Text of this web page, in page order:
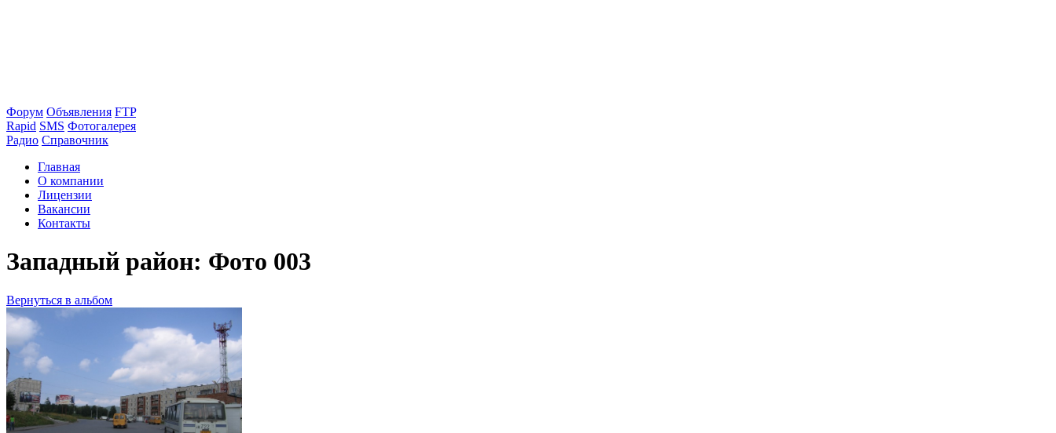
Форум Объявления FTP
Rapid SMS Фотогалерея
Радио Справочник
Главная
О компании
Лицензии
Вакансии
Контакты
Западный район: Фото 003
Вернуться в альбом